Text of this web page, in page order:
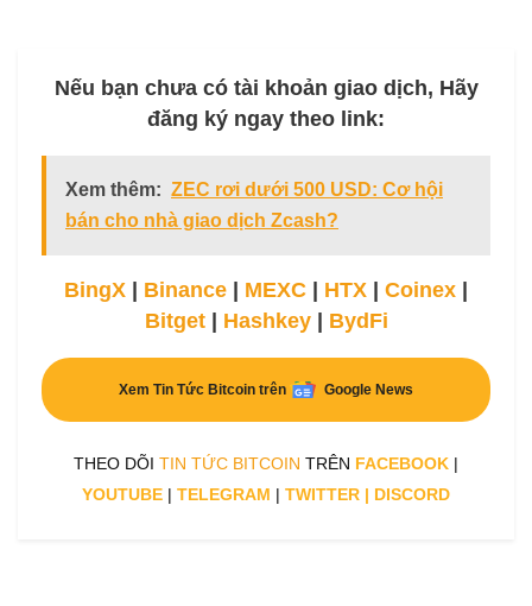
Nếu bạn chưa có tài khoản giao dịch, Hãy
đăng ký ngay theo link:
Xem thêm: ZEC rơi dưới 500 USD: Cơ hội
bán cho nhà giao dịch Zcash?
BingX | Binance | MEXC | HTX | Coinex |
Bitget| Hashkey| BydFi
Xem Tin Tức Bitcoin trên Google News
THEO DÕI TIN TỨC BITCOIN TRÊN FACEBOOK |
YOUTUBE | TELEGRAM | TWITTER | DISCORD